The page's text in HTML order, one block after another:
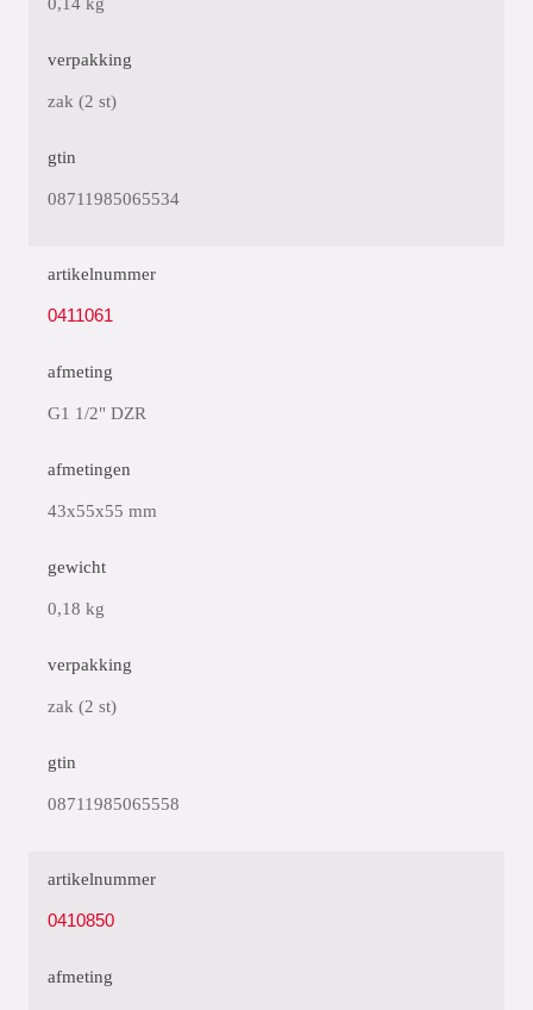
verpakking
zak (2 st)
gtin
08711985065534
artikelnummer
0411061
afmeting
G1 1/2" DZR
afmetingen
43x55x55 mm
gewicht
0,18 kg
verpakking
zak (2 st)
gtin
08711985065558
artikelnummer
0410850
afmeting